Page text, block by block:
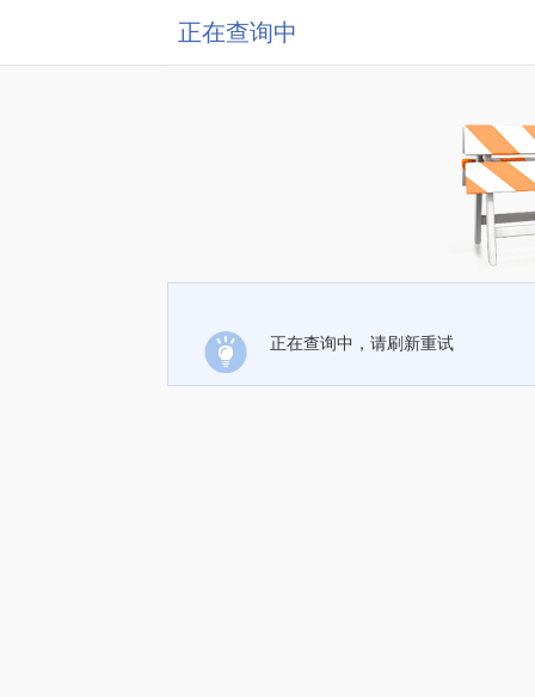
正在查询中
正在查询中，请刷新重试